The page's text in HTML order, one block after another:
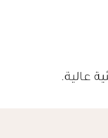
عالية.